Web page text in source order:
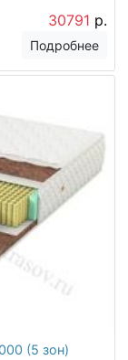
30791 р.
Подробнее
(5 зон)